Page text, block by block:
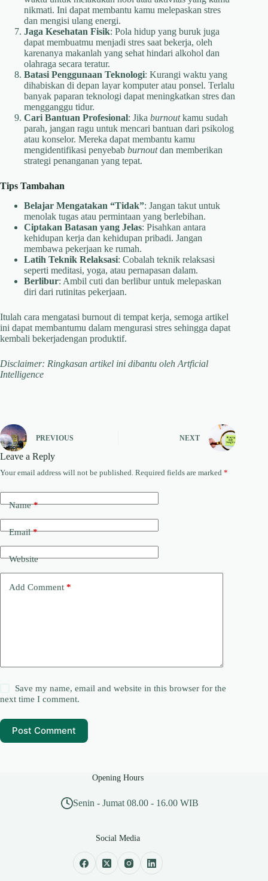
nikmati. Ini dapat membantu kamu melepaskan stres
dan mengisi ulang energi.
Jaga Kesehatan Fisik: Pola hidup yang buruk juga
dapat membuatmu menjadi stres saat bekerja, oleh
karenanya makanlah yang sehat hindari alkohol dan
olahraga secara teratur.
Batasi Penggunaan Teknologi: Kurangi waktu yang
dihabiskan di depan layar komputer atau ponsel. Terlalu
banyak paparan teknologi dapat meningkatkan stres dan
mengganggu tidur.
Cari Bantuan Profesional: Jika burnoutkamu sudah
parah, jangan ragu untuk mencari bantuan dari psikolog
atau konselor. Mereka dapat membantu kamu
mengidentifikasi penyebab burnoutdan memberikan
strategi penanganan yang tepat.
Tips Tambahan
Belajar Mengatakan “Tidak”: Jangan takut untuk
menolak tugas atau permintaan yang berlebihan.
Ciptakan Batasan yang Jelas: Pisahkan antara
kehidupan kerja dan kehidupan pribadi. Jangan
membawa pekerjaan ke rumah.
Latih Teknik Relaksasi: Cobalah teknik relaksasi
seperti meditasi, yoga, atau pernapasan dalam.
Berlibur: Ambil cuti dan berlibur untuk melepaskan
diri dari rutinitas pekerjaan.
Itulah cara mengatasi burnout di tempat kerja, semoga artikel
ini dapat membantumu dalam mengurasi stres sehingga dapat
kembali bekerjadengan produktif.
Disclaimer: Ringkasan artikel ini dibantu oleh Artficial
Intelligence
PREVIOUS NEXT
Leave a Reply
Your email address will not be published. Required fields are marked *
Name*
Email*
Website
Add Comment *
Save my name, email and website in this browser for the
next time I comment.
Post Comment
Opening Hours
Senin - Jumat 08.00 - 16.00 WIB
Social Media